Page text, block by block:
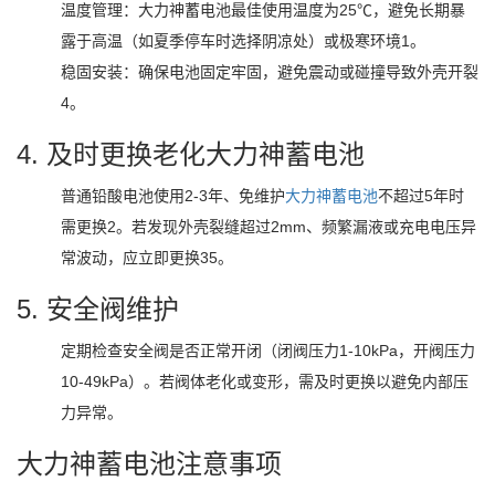
‌温度管理‌： 大力神蓄电池最佳使用温度为25℃，避免长期暴
露于高温（如夏季停车时选择阴凉处）或极寒环境‌1。
‌稳固安装‌：确保电池固定牢固，避免震动或碰撞导致外壳开裂‌
4。
4. ‌及时更换老化大力神蓄电池‌
普通铅酸电池使用2-3年、免维护大力神蓄电池不超过5年时
需更换‌2。若发现外壳裂缝超过2mm、频繁漏液或充电电压异
常波动，应立即更换‌35。
5. ‌安全阀维护‌
定期检查安全阀是否正常开闭（闭阀压力1-10kPa，开阀压力
10-49kPa）。若阀体老化或变形，需及时更换以避免内部压
力异常。
大力神蓄电池注意事项